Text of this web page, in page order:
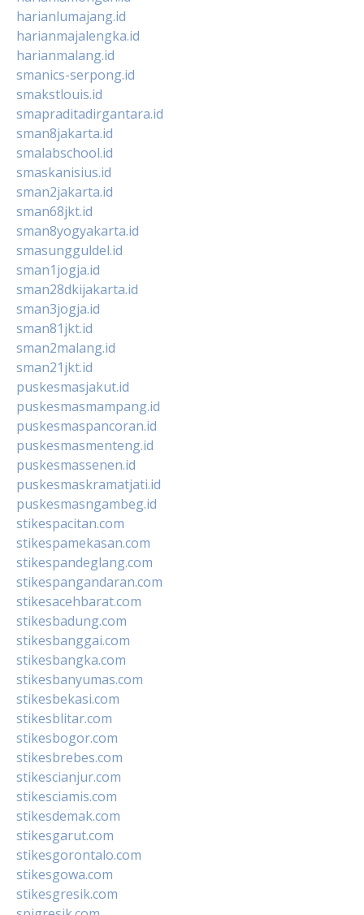
harianlumajang.id
harianmajalengka.id
harianmalang.id
smanics-serpong.id
smakstlouis.id
smapraditadirgantara.id
sman8jakarta.id
smalabschool.id
smaskanisius.id
sman2jakarta.id
sman68jkt.id
sman8yogyakarta.id
smasungguldel.id
sman1jogja.id
sman28dkijakarta.id
sman3jogja.id
sman81jkt.id
sman2malang.id
sman21jkt.id
puskesmasjakut.id
puskesmasmampang.id
puskesmaspancoran.id
puskesmasmenteng.id
puskesmassenen.id
puskesmaskramatjati.id
puskesmasngambeg.id
stikespacitan.com
stikespamekasan.com
stikespandeglang.com
stikespangandaran.com
stikesacehbarat.com
stikesbadung.com
stikesbanggai.com
stikesbangka.com
stikesbanyumas.com
stikesbekasi.com
stikesblitar.com
stikesbogor.com
stikesbrebes.com
stikescianjur.com
stikesciamis.com
stikesdemak.com
stikesgarut.com
stikesgorontalo.com
stikesgowa.com
stikesgresik.com